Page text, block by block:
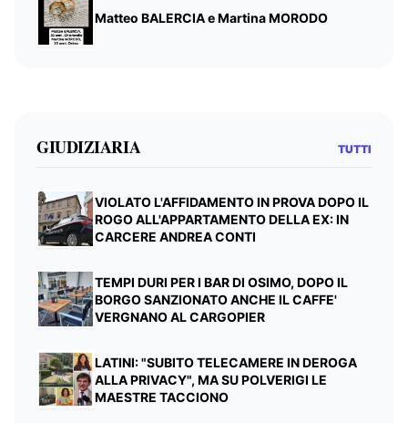
Matteo BALERCIA e Martina MORODO
GIUDIZIARIA TUTTI
VIOLATO L'AFFIDAMENTO IN PROVA DOPO IL
ROGO ALL'APPARTAMENTO DELLA EX: IN
CARCERE ANDREA CONTI
TEMPI DURI PER I BAR DI OSIMO, DOPO IL
BORGO SANZIONATO ANCHE IL CAFFE'
VERGNANO AL CARGOPIER
LATINI: "SUBITO TELECAMERE IN DEROGA
ALLA PRIVACY", MA SU POLVERIGI LE
MAESTRE TACCIONO